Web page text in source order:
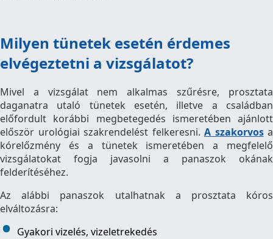
Milyen tünetek esetén érdemes
elvégeztetni a vizsgálatot?
Mivel a vizsgálat nem alkalmas szűrésre, prosztata
daganatra utaló tünetek esetén, illetve a családban
előfordult korábbi megbetegedés ismeretében ajánlott
először urológiai szakrendelést felkeresni. A szakorvosa
kórelőzmény és a tünetek ismeretében a megfelelő
vizsgálatokat fogja javasolni a panaszok okának
felderítéséhez.
Az alábbi panaszok utalhatnak a prosztata kóros
elváltozásra:
Gyakori vizelés, vizeletrekedés